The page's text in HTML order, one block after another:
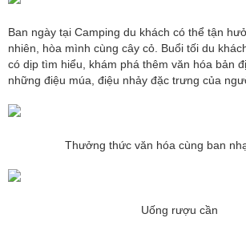
Ban ngày tại Camping du khách có thể tận
nhiên, hòa mình cùng cây cỏ. Buổi tối du
có dịp tìm hiểu, khám phá thêm văn hóa bản
những điệu múa, điệu nhảy đặc trưng của
Thưởng thức văn hóa cùng ban
Uống rượu cần